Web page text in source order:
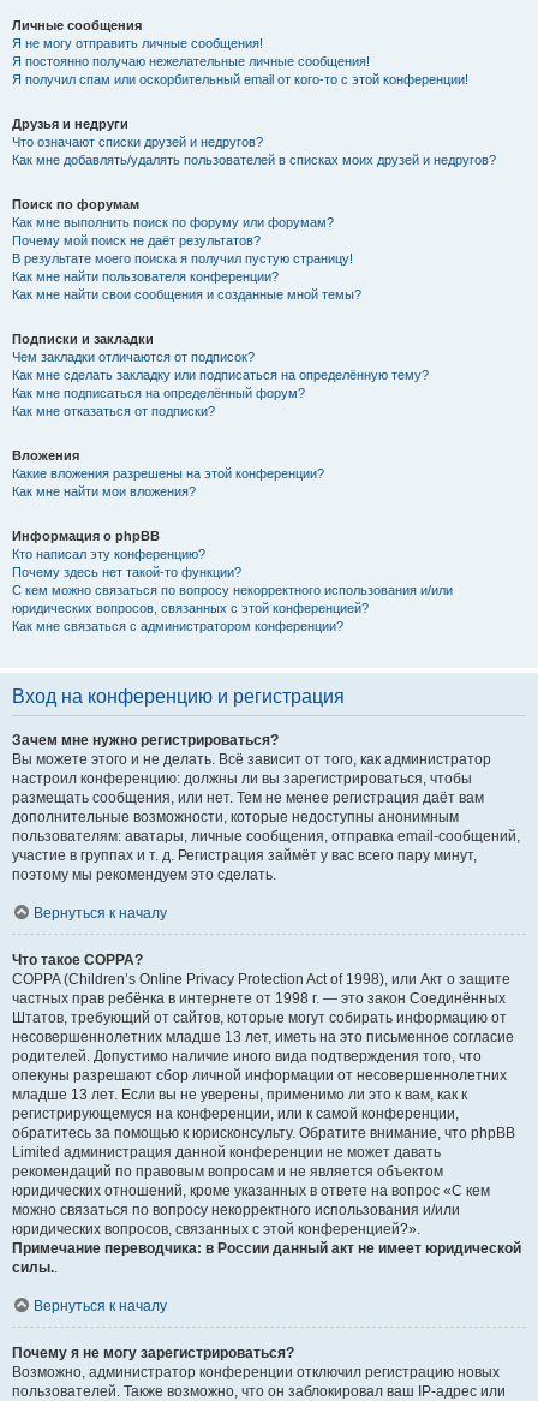
Личные сообщения
Я не могу отправить личные сообщения!
Я постоянно получаю нежелательные личные сообщения!
Я получил спам или оскорбительный email от кого-то с этой конференции!
Друзья и недруги
Что означают списки друзей и недругов?
Как мне добавлять/удалять пользователей в списках моих друзей и недругов?
Поиск по форумам
Как мне выполнить поиск по форуму или форумам?
Почему мой поиск не даёт результатов?
В результате моего поиска я получил пустую страницу!
Как мне найти пользователя конференции?
Как мне найти свои сообщения и созданные мной темы?
Подписки и закладки
Чем закладки отличаются от подписок?
Как мне сделать закладку или подписаться на определённую тему?
Как мне подписаться на определённый форум?
Как мне отказаться от подписки?
Вложения
Какие вложения разрешены на этой конференции?
Как мне найти мои вложения?
Информация о phpBB
Кто написал эту конференцию?
Почему здесь нет такой-то функции?
С кем можно связаться по вопросу некорректного использования и/или
юридических вопросов, связанных с этой конференцией?
Как мне связаться с администратором конференции?
Вход на конференцию и регистрация
Зачем мне нужно регистрироваться?
Вы можете этого и не делать. Всё зависит от того, как администратор
настроил конференцию: должны ли вы зарегистрироваться, чтобы
размещать сообщения, или нет. Тем не менее регистрация даёт вам
дополнительные возможности, которые недоступны анонимным
пользователям: аватары, личные сообщения, отправка email-сообщений,
участие в группах и т. д. Регистрация займёт у вас всего пару минут,
поэтому мы рекомендуем это сделать.
Вернуться к началу
Что такое COPPA?
COPPA (Children’s Online Privacy Protection Act of 1998), или Акт о защите
частных прав ребёнка в интернете от 1998 г. — это закон Соединённых
Штатов, требующий от сайтов, которые могут собирать информацию от
несовершеннолетних младше 13 лет, иметь на это письменное согласие
родителей. Допустимо наличие иного вида подтверждения того, что
опекуны разрешают сбор личной информации от несовершеннолетних
младше 13 лет. Если вы не уверены, применимо ли это к вам, как к
регистрирующемуся на конференции, или к самой конференции,
обратитесь за помощью к юрисконсульту. Обратите внимание, что phpBB
Limited администрация данной конференции не может давать
рекомендаций по правовым вопросам и не является объектом
юридических отношений, кроме указанных в ответе на вопрос «С кем
можно связаться по вопросу некорректного использования и/или
юридических вопросов, связанных с этой конференцией?».
Примечание переводчика: в России данный акт не имеет юридической
силы..
Вернуться к началу
Почему я не могу зарегистрироваться?
Возможно, администратор конференции отключил регистрацию новых
пользователей. Также возможно, что он заблокировал ваш IP-адрес или